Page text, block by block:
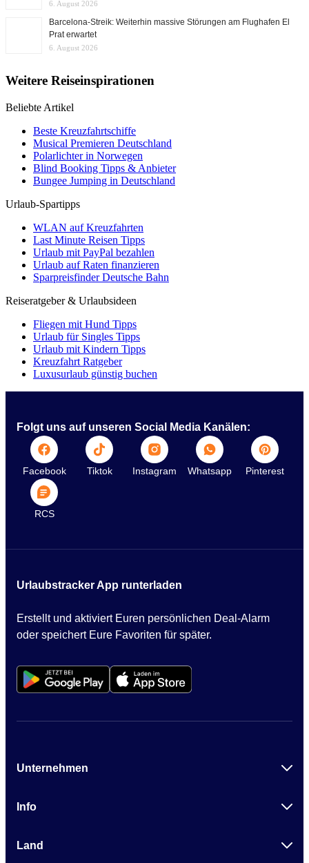
6. August 2026
Barcelona-Streik: Weiterhin massive Störungen am Flughafen El
Prat erwartet
6. August 2026
Weitere Reiseinspirationen
Beliebte Artikel
Beste Kreuzfahrtschiffe
Musical Premieren Deutschland
Polarlichter in Norwegen
Blind Booking Tipps & Anbieter
Bungee Jumping in Deutschland
Urlaub-Spartipps
WLAN auf Kreuzfahrten
Last Minute Reisen Tipps
Urlaub mit PayPal bezahlen
Urlaub auf Raten finanzieren
Sparpreisfinder Deutsche Bahn
Reiseratgeber & Urlaubsideen
Fliegen mit Hund Tipps
Urlaub für Singles Tipps
Urlaub mit Kindern Tipps
Kreuzfahrt Ratgeber
Luxusurlaub günstig buchen